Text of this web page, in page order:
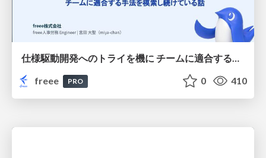
仕様駆動開発へのトライを機に チームに適合する手法を模索し続けている話
freee
PRO 0 410